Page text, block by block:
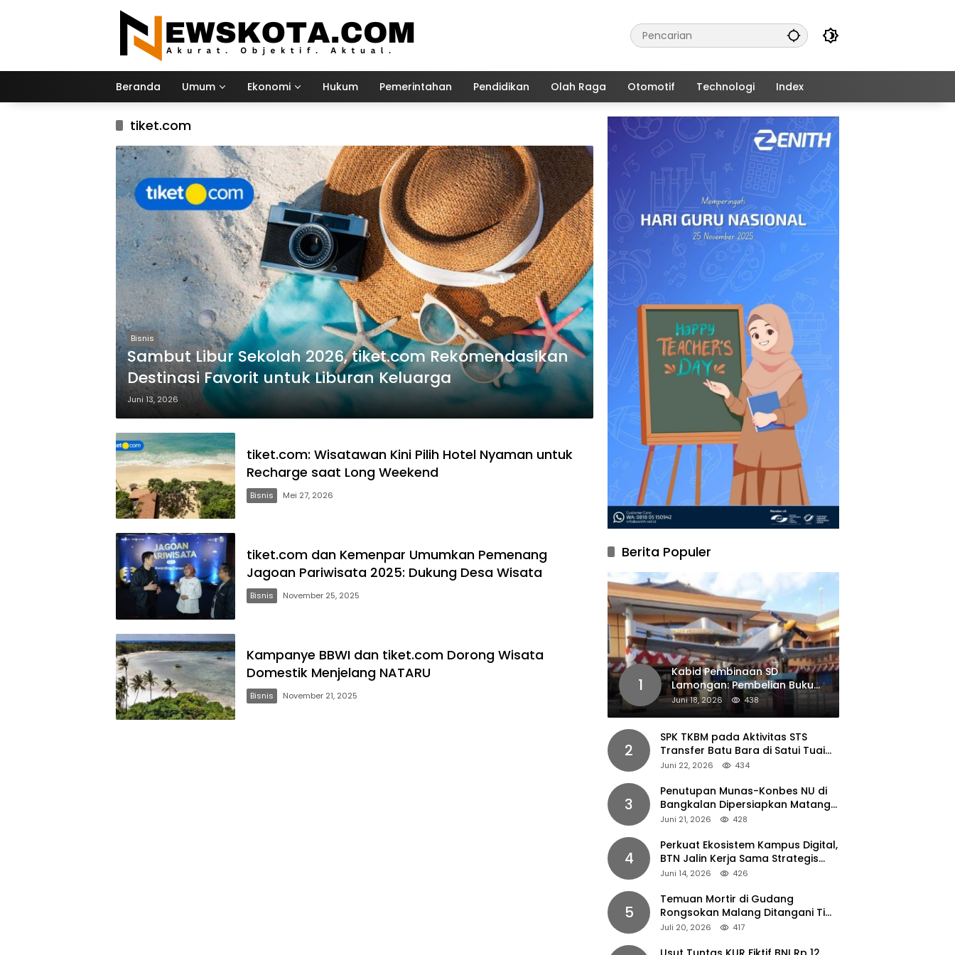
Beranda Umum Ekonomi Hukum Pemerintahan Pendidikan Olah Raga Otomotif Technologi Index
tiket.com
Bisnis
Sambut Libur Sekolah 2026, tiket.com Rekomendasikan
Destinasi Favorit untuk Liburan Keluarga
Juni 13, 2026
tiket.com: Wisatawan Kini Pilih Hotel Nyaman untuk
Recharge saat Long Weekend
Bisnis Mei 27, 2026
tiket.com dan Kemenpar Umumkan Pemenang
Jagoan Pariwisata 2025: Dukung Desa Wisata
Bisnis November 25, 2025
Kampanye BBWI dan tiket.com Dorong Wisata
Domestik Menjelang NATARU
Bisnis November 21, 2025
Berita Populer
1
Kabid Pembinaan SD
Lamongan: Pembelian Buku
Pendamping Tidak Boleh
Dipaksakan
Juni 18, 2026 438
2
SPK TKBM pada Aktivitas STS
Transfer Batu Bara di Satui Tuai
Sorotan
Juni 22, 2026 434
3
Penutupan Munas-Konbes NU di
Bangkalan Dipersiapkan Matang,
Gus Ipul Turun Tangan
Juni 21, 2026 428
4
Perkuat Ekosistem Kampus Digital,
BTN Jalin Kerja Sama Strategis
dengan UNAIR
Juni 14, 2026 426
5
Temuan Mortir di Gudang
Rongsokan Malang Ditangani Tim
Gegana Polda Jatim
Juli 20, 2026 417